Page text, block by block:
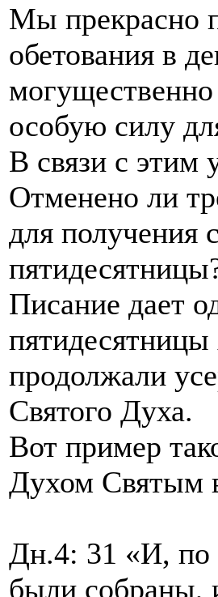
Мы прекрасно
обетования в
особую силу
В связи с этим
Отменено ли
для получения
Писание дает
продолжали
Святого Духа.
Вот пример
Духом Святым
Дн.4: 31 «И, по
были собраны,